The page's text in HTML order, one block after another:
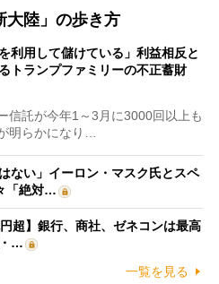
大陸」の歩き方
利用して儲けている」利益相反と
トランプファミリーの不正蓄財
託が今年1～3月に3000回以上も
明らかになり…
ない」イーロン・マスク氏とスペ
「絶対…
超】銀行、商社、ゼネコンは最高
…
一覧を見る